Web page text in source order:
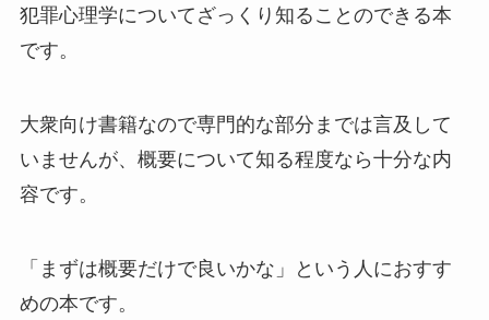
犯罪心理学についてざっくり知ることのできる本
です。
大衆向け書籍なので専門的な部分までは言及して
いませんが、概要について知る程度なら十分な内
容です。
「まずは概要だけで良いかな」という人におすす
めの本です。